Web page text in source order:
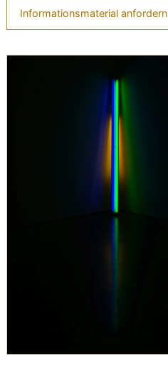
Informationsmaterial anfordern